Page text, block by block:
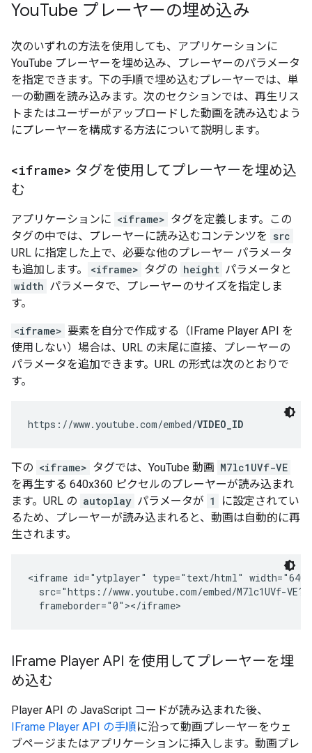
YouTube プレーヤーの埋め込み
次のいずれの方法を使用しても、アプリケーションに
YouTube プレーヤーを埋め込み、プレーヤーのパラメータ
を指定できます。下の手順で埋め込むプレーヤーでは、単
一の動画を読み込みます。次のセクションでは、再生リス
トまたはユーザーがアップロードした動画を読み込むよう
にプレーヤーを構成する方法について説明します。
<iframe> タグを使用してプレーヤーを埋め込
む
アプリケーションに <iframe> タグを定義します。この
タグの中では、プレーヤーに読み込むコンテンツを src
URL に指定した上で、必要な他のプレーヤー パラメータ
も追加します。
<iframe> タグの height パラメータと
width パラメータで、プレーヤーのサイズを指定しま
す。
<iframe> 要素を自分で作成する（IFrame Player API を
使用しない）場合は、URL の末尾に直接、プレーヤーの
パラメータを追加できます。URL の形式は次のとおりで
す。
https://www.youtube.com/embed/VIDEO_ID
下の <iframe> タグでは、YouTube 動画 M7lc1UVf-VE
を再生する 640x360 ピクセルのプレーヤーが読み込まれ
ます。URL の autoplay パラメータが 1
に設定されてい
るため、プレーヤーが読み込まれると、動画は自動的に再
生されます。
<iframe id="ytplayer" type="text/html"
src="https://www.youtube.com/embed/M7lc1UVf-
IFrame Player API を使用してプレーヤーを埋
め込む
Player API の JavaScript コードが読み込まれた後、
IFrame Player API の手順に沿って動画プレーヤーをウェ
ブページまたはアプリケーションに挿入します。動画プレ